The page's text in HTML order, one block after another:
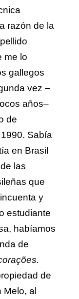
razón de la
me lo
gallegos
vez –
años–
de
Sabía
en Brasil
las
que
y
estudiante
habíamos
de
de
Melo, al